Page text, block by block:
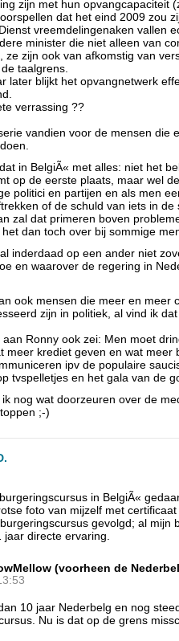
zijn met hun opvangcapaciteit
dat het eind 2009 zou
vreemdelingenaken vallen
minister die niet alleen van
ze zijn ook van afkomstig van
taalgrens.
later blijkt het opvangnetwerk
verrassing ??
vandien voor de mensen die
in BelgiÃ« met alles: niet het
op de eerste plaats, maar wel
politici en partijen en als men
of de schuld van iets in de
zal dat primeren boven
dan toch over bij sommige
inderdaad op een ander niet
en waarover de regering in
ook mensen die meer en meer
zijn in politiek, al vind ik
aan Ronny ook zei: Men moet
meer krediet geven en wat meer
ipv de populaire
tvspelletjes en het gala van de
nog wat doorzeuren over de
;-)
in BelgiÃ«
foto van mijzelf met
gevolgd; al mijn
directe ervaring.
(voorheen de
10 jaar Nederbelg en nog
Nu is dat op de grens